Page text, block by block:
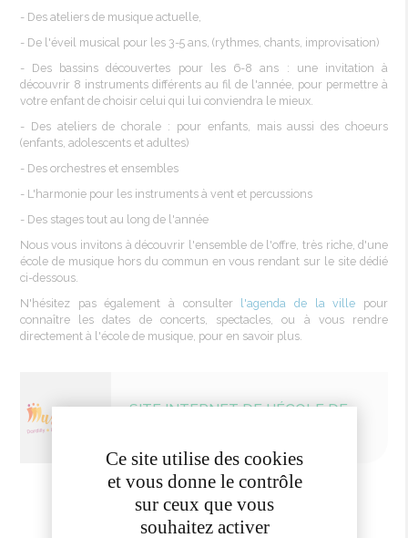
- Des ateliers de musique actuelle,
- De l'éveilmusical pour les 3-5 ans, (rythmes, chants, improvisation)
- Des
bassins découvertes pour les 6-8 ans : une invitation à
découvrir8 instruments différentsau fil de l'année, pour permettre à
votre enfant de choisir celui qui lui conviendra le mieux.
- Des ateliers de chorale : pour enfants, mais aussi des choeurs
(enfants, adolescents et adultes)
- Des orchestres et ensembles
- L'harmonie pour les instruments à vent et percussions
- Des stages tout au long de l'année
Nous vous invitons àdécouvrir l'ensemble de l'offre, très riche, d'une
école de musiquehors du commun en vous rendant sur le site dédié
ci-dessous.
N'hésitez pas également à consulter l'agenda de la ville pour
connaître les dates de concerts, spectacles, ou à vous rendre
directement à l'école de musique, pour en savoir plus.
SITE INTERNET DE L'ÉCOLE DE
Ce site utilise des cookies
et vous donne le contrôle
sur ceux que vous
souhaitez activer